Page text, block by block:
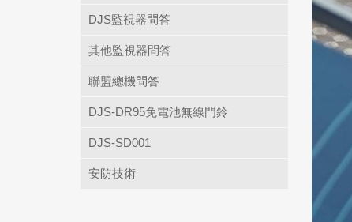
DJS監視器問答
其他監視器問答
聯盟總機問答
DJS-DR95免電池無線門鈴
DJS-SD001
安防技術